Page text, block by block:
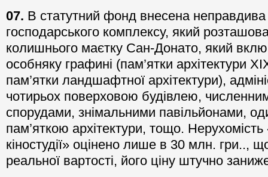
07. В статутний фонд внесена неправдива
господарського комплексу, який
колишнього маєтку Сан-Донато, який
особняку графині (пам’ятки архітектури
пам’ятки ландшафтної архітектури),
чотирьох поверховою будівлею,
спорудами, знімальними павільйонами,
пам’яткою архітектури, тощо. Нерухомість
кіностудії» оцінено лише в 30 млн. гри..,
реальної вартості, його ціну штучно